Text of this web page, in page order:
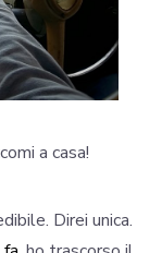
a casa!
Direi unica.